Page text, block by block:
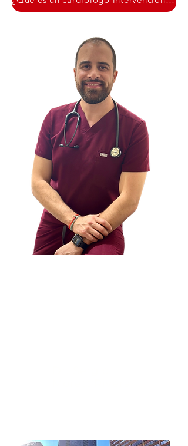
Cédula Profesional:8393418|